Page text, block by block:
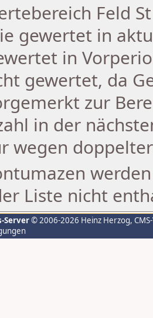
Feld
gewertet in
in
gewertet, da
zur
in der
wegen
Liste nicht
Server© 2006-2026 Heinz Herzog,